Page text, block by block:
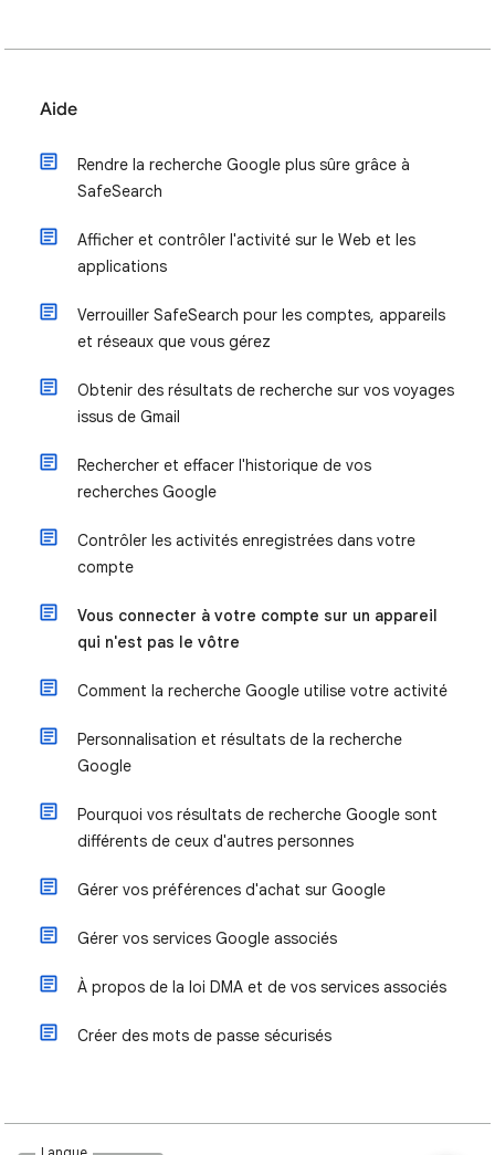
Aide
Rendre la recherche Google plus sûre grâce à
SafeSearch
Afficher et contrôler l'activité sur le Web et les
applications
Verrouiller SafeSearch pour les comptes, appareils
et réseaux que vous gérez
Obtenir des résultats de recherche sur vos voyages
issus de Gmail
Rechercher et effacer l'historique de vos
recherches Google
Contrôler les activités enregistrées dans votre
compte
Vous connecter à votre compte sur un appareil
qui n'est pas le vôtre
Comment la recherche Google utilise votre activité
Personnalisation et résultats de la recherche
Google
Pourquoi vos résultats de recherche Google sont
différents de ceux d'autres personnes
Gérer vos préférences d'achat sur Google
Gérer vos services Google associés
À propos de la loi DMA et de vos services associés
Créer des mots de passe sécurisés